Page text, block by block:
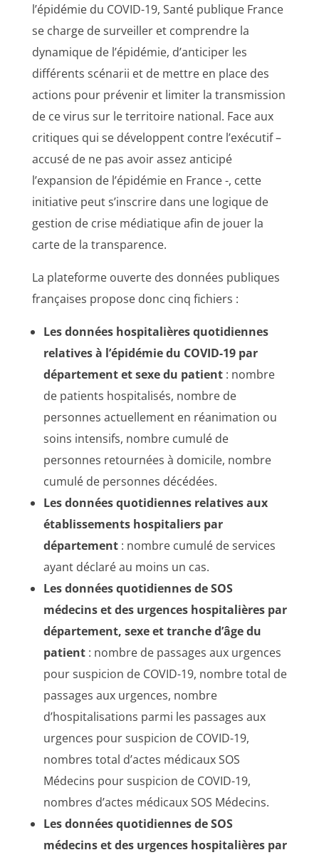
l’épidémie du COVID-19, Santé publique France
se charge de surveiller et comprendre la
dynamique de l’épidémie, d’anticiper les
différents scénarii et de mettre en place des
actions pour prévenir et limiter la transmission
de ce virus sur le territoire national. Face aux
critiques qui se développent contre l’exécutif –
accusé de ne pas avoir assez anticipé
l’expansion de l’épidémie en France -, cette
initiative peut s’inscrire dans une logique de
gestion de crise médiatique afin de jouer la
carte de la transparence.
La plateforme ouverte des données publiques
françaises propose donc cinq fichiers :
Les données hospitalières quotidiennes
relatives à l’épidémie du COVID-19 par
département et sexe du patient: nombre
de patients hospitalisés, nombre de
personnes actuellement en réanimation ou
soins intensifs, nombre cumulé de
personnes retournées à domicile, nombre
cumulé de personnes décédées.
Les données quotidiennes relatives aux
établissements hospitaliers par
département: nombre cumulé de services
ayant déclaré au moins un cas.
Les données quotidiennes de SOS
médecins et des urgences hospitalières par
département, sexe et tranche d’âge du
patient: nombre de passages aux urgences
pour suspicion de COVID-19, nombre total de
passages aux urgences, nombre
d’hospitalisations parmi les passages aux
urgences pour suspicion de COVID-19,
nombres total d’actes médicaux SOS
Médecins pour suspicion de COVID-19,
nombres d’actes médicaux SOS Médecins.
Les données quotidiennes de SOS
médecins et des urgences hospitalières par